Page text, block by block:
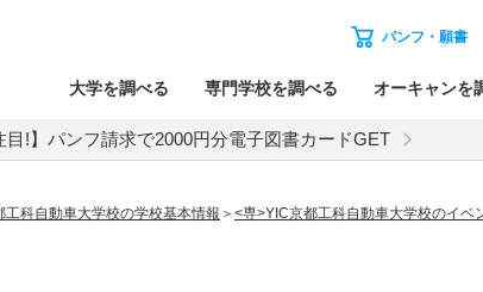
パンフ・願書
大学を調べる 専門学校を調べる オーキャンを
目!】パンフ請求で2000円分電子図書カードGET
工科自動車大学校の学校基本情報
<専>YIC京都工科自動車大学校のイベ